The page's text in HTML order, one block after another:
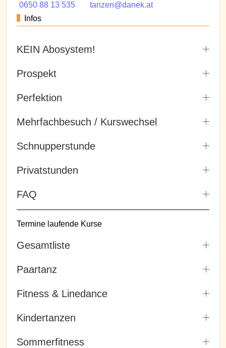
0650 88 13 535
tanzen@danek.at
Infos
KEIN Abosystem!
Prospekt
Perfektion
Mehrfachbesuch / Kurswechsel
Schnupperstunde
Privatstunden
FAQ
Termine laufende Kurse
Gesamtliste
Paartanz
Fitness & Linedance
Kindertanzen
Sommerfitness